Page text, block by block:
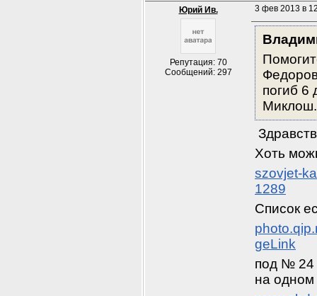
Юрий Ив.
Репутация: 70
Сообщений: 297
3 фев 2013 в
погиб 6
Хоть
szovjet-
1289
Список
geLink
под № 24
на одном